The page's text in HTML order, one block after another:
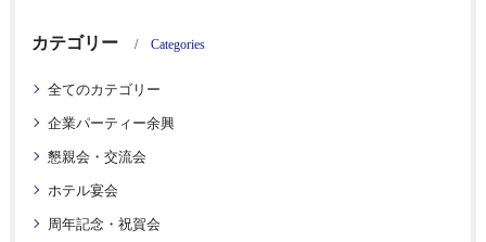
カテゴリー Categories
全てのカテゴリー
企業パーティー余興
懇親会・交流会
ホテル宴会
周年記念・祝賀会